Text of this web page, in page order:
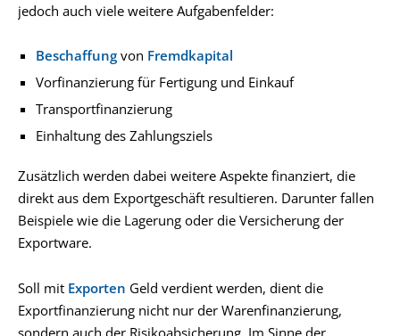
jedoch auch viele weitere Aufgabenfelder:
Beschaffung von Fremdkapital
Vorfinanzierung für Fertigung und Einkauf
Transportfinanzierung
Einhaltung des Zahlungsziels
Zusätzlich werden dabei weitere Aspekte finanziert, die
direkt aus dem Exportgeschäft resultieren. Darunter fallen
Beispiele wie die Lagerung oder die Versicherung der
Exportware.
Soll mit Exporten Geld verdient werden, dient die
Exportfinanzierung nicht nur der Warenfinanzierung,
sondern auch der Risikoabsicherung. Im Sinne der